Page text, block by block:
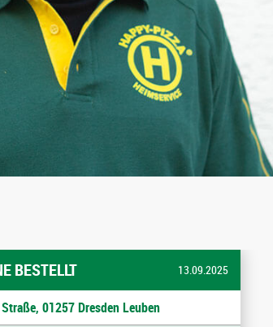
BESTELLT 13.09.2025
01257 Dresden Leuben